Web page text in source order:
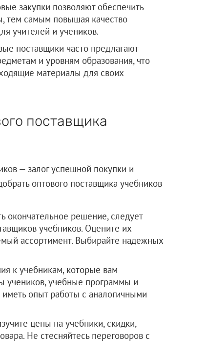
закупки позволяют обеспечить
тем самым повышая качество
учителей и учеников.
поставщики часто предлагают
и уровням образования, что
материалы для своих
поставщика
— залог успешной покупки и
оптового поставщика учебников
окончательное решение, следует
учебников. Оцените их
ассортимент. Выбирайте надежных
к учебникам, которые вам
учеников, учебные программы и
опыт работы с аналогичными
цены на учебники, скидки,
Не стесняйтесь переговоров с